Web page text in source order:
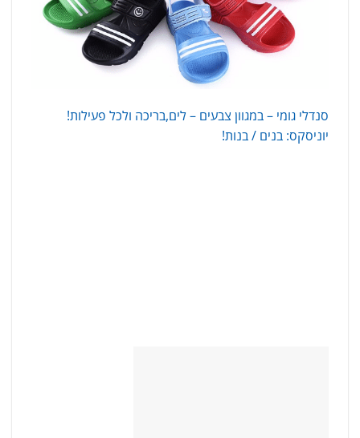
סנדלי גומי – במגוון צבעים – לים,בריכה ולכל פעילות!
יוניסקס: בנים / בנות!